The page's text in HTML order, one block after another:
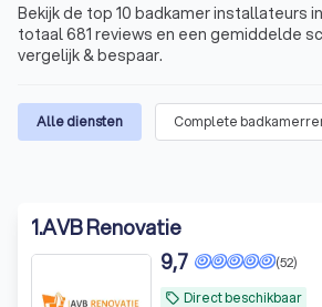
Bekijk de top 10 badkamer installateurs
totaal 681 reviews en een gemiddelde
vergelijk & bespaar.
Alle diensten Complete
1.AVB Renovatie
local_offer Direct beschikbaar
(52)
9,7